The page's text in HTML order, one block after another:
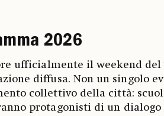
2026
ufficialmente il weekend del
diffusa. Non un singolo
collettivo della città:
protagonisti di un